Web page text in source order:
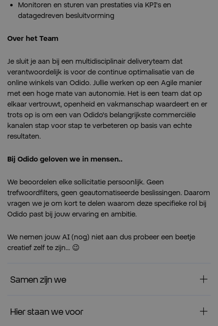
Monitoren en sturen van prestaties via KPI's en
datagedreven besluitvorming
Over het Team
Je sluit je aan bij een multidisciplinair deliveryteam dat
verantwoordelijk is voor de continue optimalisatie van de
online winkels van Odido. Jullie werken op een Agile manier
met een hoge mate van autonomie. Het is een team dat op
elkaar vertrouwt, openheid en vakmanschap waardeert en er
trots op is om een van Odido's belangrijkste commerciële
kanalen stap voor stap te verbeteren op basis van echte
resultaten.
Bij Odido geloven we in mensen..
We beoordelen elke sollicitatie persoonlijk. Geen
trefwoordfilters, geen geautomatiseerde beslissingen. Daarom
vragen we je om kort te delen waarom deze specifieke rol bij
Odido past bij jouw ervaring en ambitie.
We nemen jouw AI (nog) niet aan dus probeer een beetje
creatief zelf te zijn… 😉
Samen zijn we
Hier staan we voor